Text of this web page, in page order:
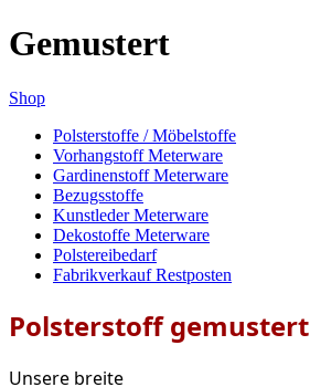
Gemustert
Shop
Polsterstoffe / Möbelstoffe
Vorhangstoff Meterware
Gardinenstoff Meterware
Bezugsstoffe
Kunstleder Meterware
Dekostoffe Meterware
Polstereibedarf
Fabrikverkauf Restposten
Polsterstoff gemustert
Unsere breite